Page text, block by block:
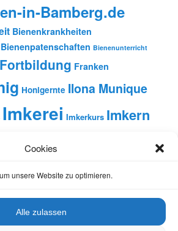
Cookies
unsere Website zu optimieren.
Alle zulassen
in-Bamberg.de
Bienenkrankheiten
Bienenpatenschaften Bienenunterricht
Fortbildung Franken
Honigernte Ilona Munique
Imkerei Imkerkurs Imkern
Natur Oberfranken
Unterricht
Wachs